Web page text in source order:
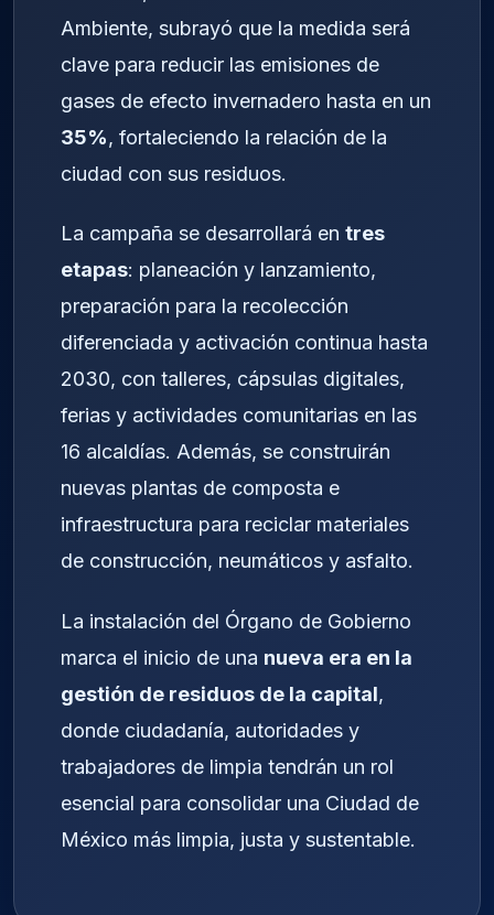
Ambiente, subrayó que la medida será
clave para reducir las emisiones de
gases de efecto invernadero hasta en un
35%, fortaleciendo la relación de la
ciudad con sus residuos.
La campaña se desarrollará en tres
etapas: planeación y lanzamiento,
preparación para la recolección
diferenciada y activación continua hasta
2030, con talleres, cápsulas digitales,
ferias y actividades comunitarias en las
16 alcaldías. Además, se construirán
nuevas plantas de composta e
infraestructura para reciclar materiales
de construcción, neumáticos y asfalto.
La instalación del Órgano de Gobierno
marca el inicio de una nueva era en la
gestión de residuos de la capital,
donde ciudadanía, autoridades y
trabajadores de limpia tendrán un rol
esencial para consolidar una Ciudad de
México más limpia, justa y sustentable.